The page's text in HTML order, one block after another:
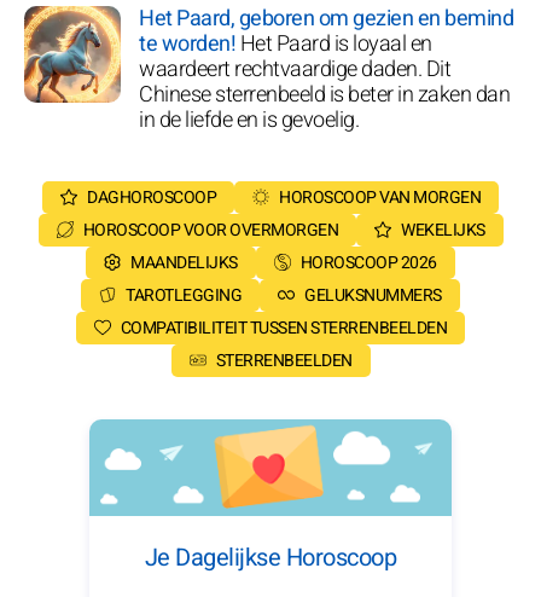
Het Paard, geboren om gezien en bemind
te worden!Het Paard is loyaal en
waardeert rechtvaardige daden. Dit
Chinese sterrenbeeld is beter in zaken dan
in de liefde en is gevoelig.
DAGHOROSCOOP
HOROSCOOP VAN MORGEN
HOROSCOOP VOOR OVERMORGEN
WEKELIJKS
MAANDELIJKS
HOROSCOOP 2026
TAROTLEGGING
GELUKSNUMMERS
COMPATIBILITEIT TUSSEN STERRENBEELDEN
STERRENBEELDEN
Je Dagelijkse Horoscoop